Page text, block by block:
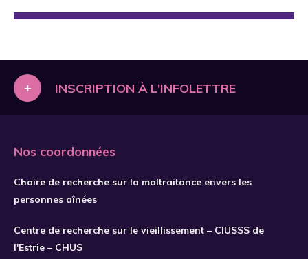
+ INSCRIPTION À L'INFOLETTRE
Nos coordonnées
Chaire de recherche sur la maltraitance envers les
personnes aînées
Centre de recherche sur le vieillissement – CIUSSS de
l'Estrie – CHUS